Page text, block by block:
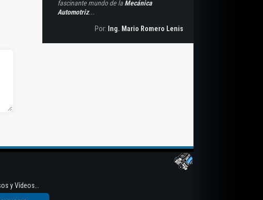
fascinante mundo de la Mecánica
Automotriz...
Por: Ing. Mario Romero Lenis
y Vídeos...